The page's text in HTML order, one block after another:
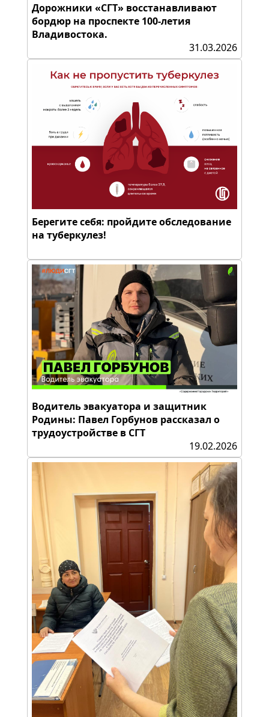
Дорожники «СГТ» восстанавливают
бордюр на проспекте 100-летия
Владивостока.
31.03.2026
Берегите себя: пройдите обследование
на туберкулез!
Водитель эвакуатора и защитник
Родины: Павел Горбунов рассказал о
трудоустройстве в СГТ
19.02.2026